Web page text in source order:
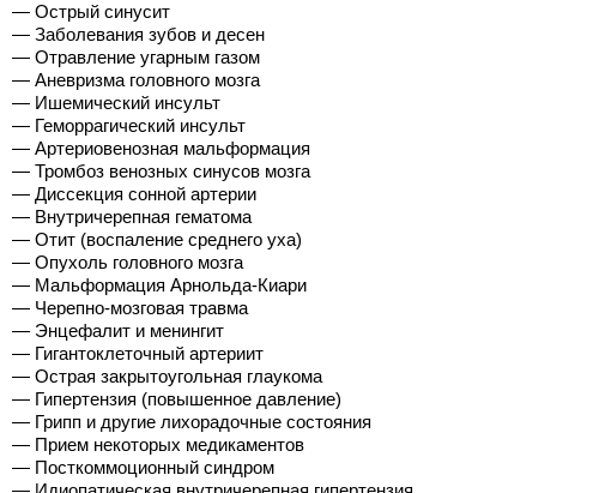
— Острый синусит
— Заболевания зубов и десен
— Отравление угарным газом
— Аневризма головного мозга
— Ишемический инсульт
— Геморрагический инсульт
— Артериовенозная мальформация
— Тромбоз венозных синусов мозга
— Диссекция сонной артерии
— Внутричерепная гематома
— Отит (воспаление среднего уха)
— Опухоль головного мозга
— Мальформация Арнольда-Киари
— Черепно-мозговая травма
— Энцефалит и менингит
— Гигантоклеточный артериит
— Острая закрытоугольная глаукома
— Гипертензия (повышенное давление)
— Грипп и другие лихорадочные состояния
— Прием некоторых медикаментов
— Посткоммоционный синдром